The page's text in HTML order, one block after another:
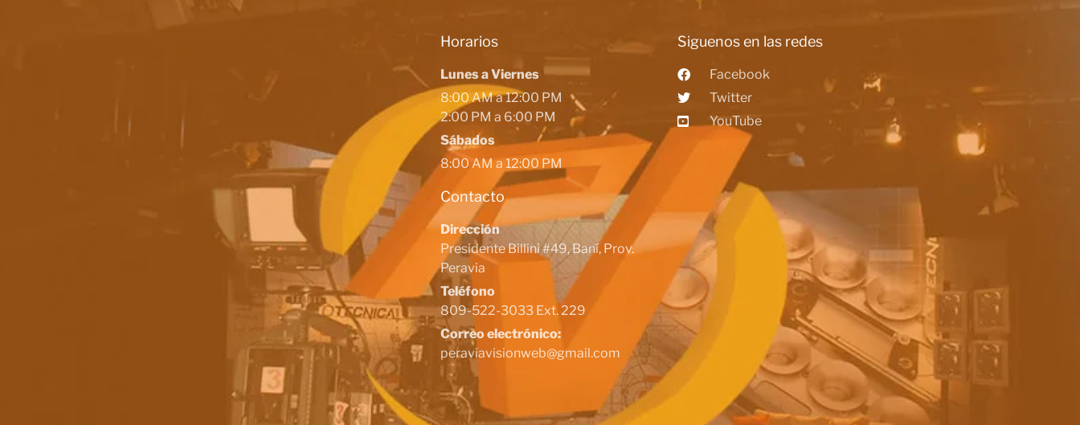
Horarios
Lunes a Viernes
8:00 AM a 12:00 PM
2:00 PM a 6:00 PM
Sábados
8:00 AM a 12:00 PM
Contacto
Dirección
Presidente Billini #49, Baní, Prov.
Peravia
Teléfono
809-522-3033 Ext. 229
Correo electrónico:
peraviavisionweb@gmail.com
Siguenos en las redes
Facebook
Twitter
YouTube